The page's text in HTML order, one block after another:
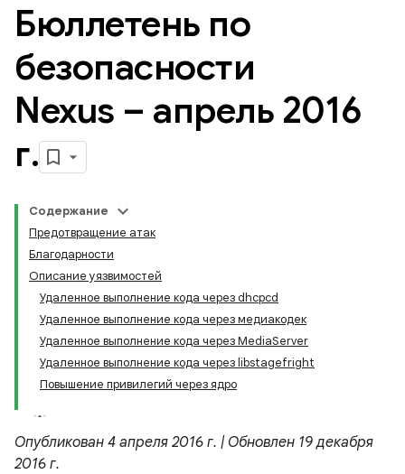
Бюллетень по
безопасности
Nexus – апрель 2016
г.
Содержание
Предотвращение атак
Благодарности
Описание уязвимостей
Удаленное выполнение кода через dhcpcd
Удаленное выполнение кода через медиакодек
Удаленное выполнение кода через MediaServer
Удаленное выполнение кода через libstagefright
Повышение привилегий через ядро
Опубликован 4 апреля 2016 г. | Обновлен 19 декабря
2016 г.